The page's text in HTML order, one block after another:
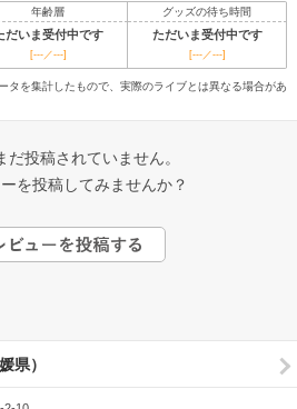
年齢層 グッズの待ち時間
だいま受付中です ただいま受付中です
[---／---] [---／---]
を集計したもので、実際のライブとは異なる場合があ
だ投稿されていません。
を投稿してみませんか？
県）